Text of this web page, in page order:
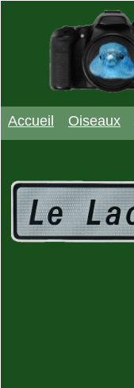
Accueil Oiseaux